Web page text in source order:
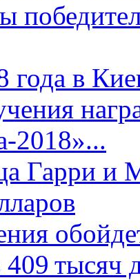
года в
2018»...
Гарри и
тысяч